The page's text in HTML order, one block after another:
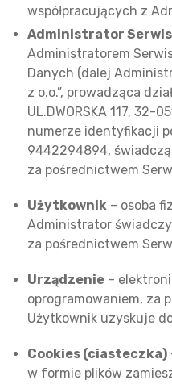
współpracujących z
Administrator
Administratorem
Danych (dalej
z o.o.”, prowadząca
UL.DWORSKA 117, 32-
numerze identyfikacji
9442294894,
za pośrednictwem
Użytkownik – osoba
Administrator
za pośrednictwem
Urządzenie –
oprogramowaniem, za
Użytkownik uzyskuje
Cookies (ciasteczka)
w formie plików